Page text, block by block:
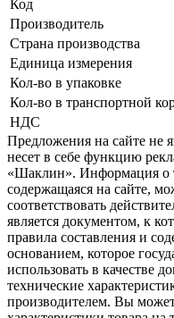
Код
Производитель
Страна производства
Единица измерения
Кол-во в упаковке
Кол-во в транспортной
НДС
Предложения на сайте не
несет в себе функцию
«Шаклин». Информация о
содержащаяся на сайте,
соответствовать
является документом, к
правила составления и
основанием, которое
использовать в качестве
технические
производителем. Вы